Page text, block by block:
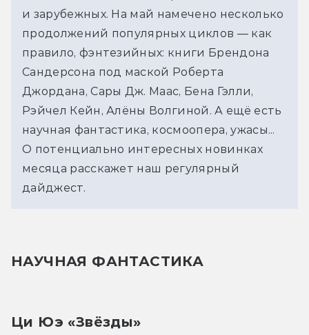
и зарубежных. На май намечено несколько
продолжений популярных циклов — как
правило, фэнтезийных: книги Брендона
Сандерсона под маской Роберта
Джордана, Сары Дж. Маас, Бена Гэлли,
Рэйчел Кейн, Алёны Волгиной. А ещё есть
научная фантастика, космоопера, ужасы...
О потенциально интересных новинках
месяца расскажет наш регулярный
дайджест.
НАУЧНАЯ ФАНТАСТИКА
Ци Юэ «Звёзды»